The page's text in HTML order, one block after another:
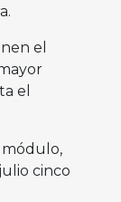
el
el
módulo,
cinco